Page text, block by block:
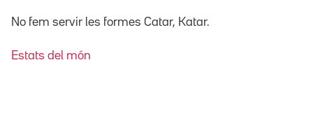
No fem servir les formes Catar, Katar.
Estats del món